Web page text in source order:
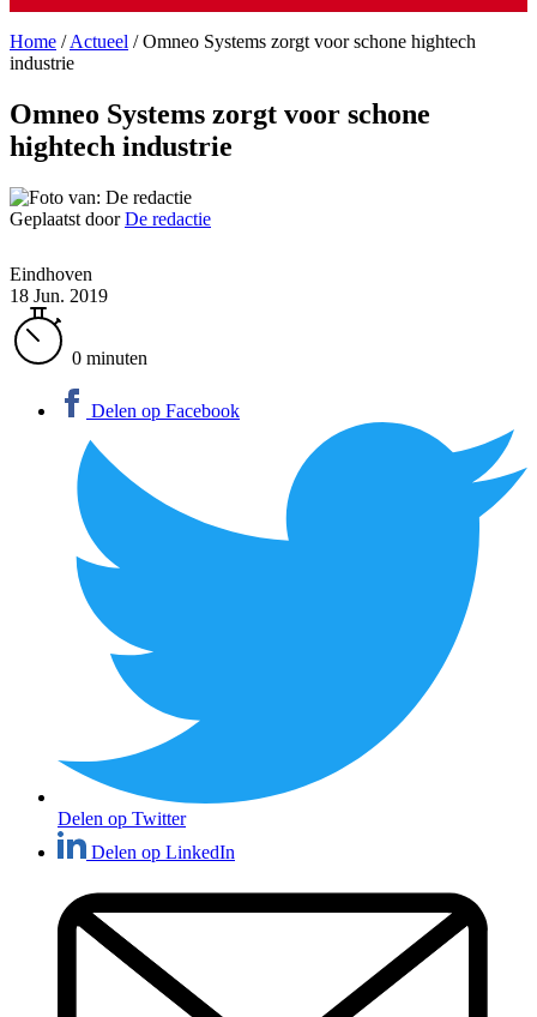
Home /Actueel /Omneo Systems zorgt voor schone hightech
industrie
Omneo Systems zorgt voor schone
hightech industrie
Geplaatst doorDe redactie
Eindhoven
18 Jun. 2019
0 minuten
Delen op Facebook
Delen op Twitter
Delen op LinkedIn